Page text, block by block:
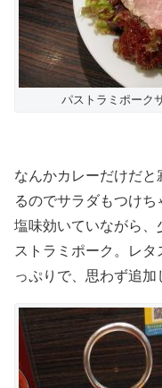
パストラミポーク
なんかカレーだけだ
るのでサラダもつけち
塩味効いていながら
ストラミポーク。レ
っぷりで、思わず追加